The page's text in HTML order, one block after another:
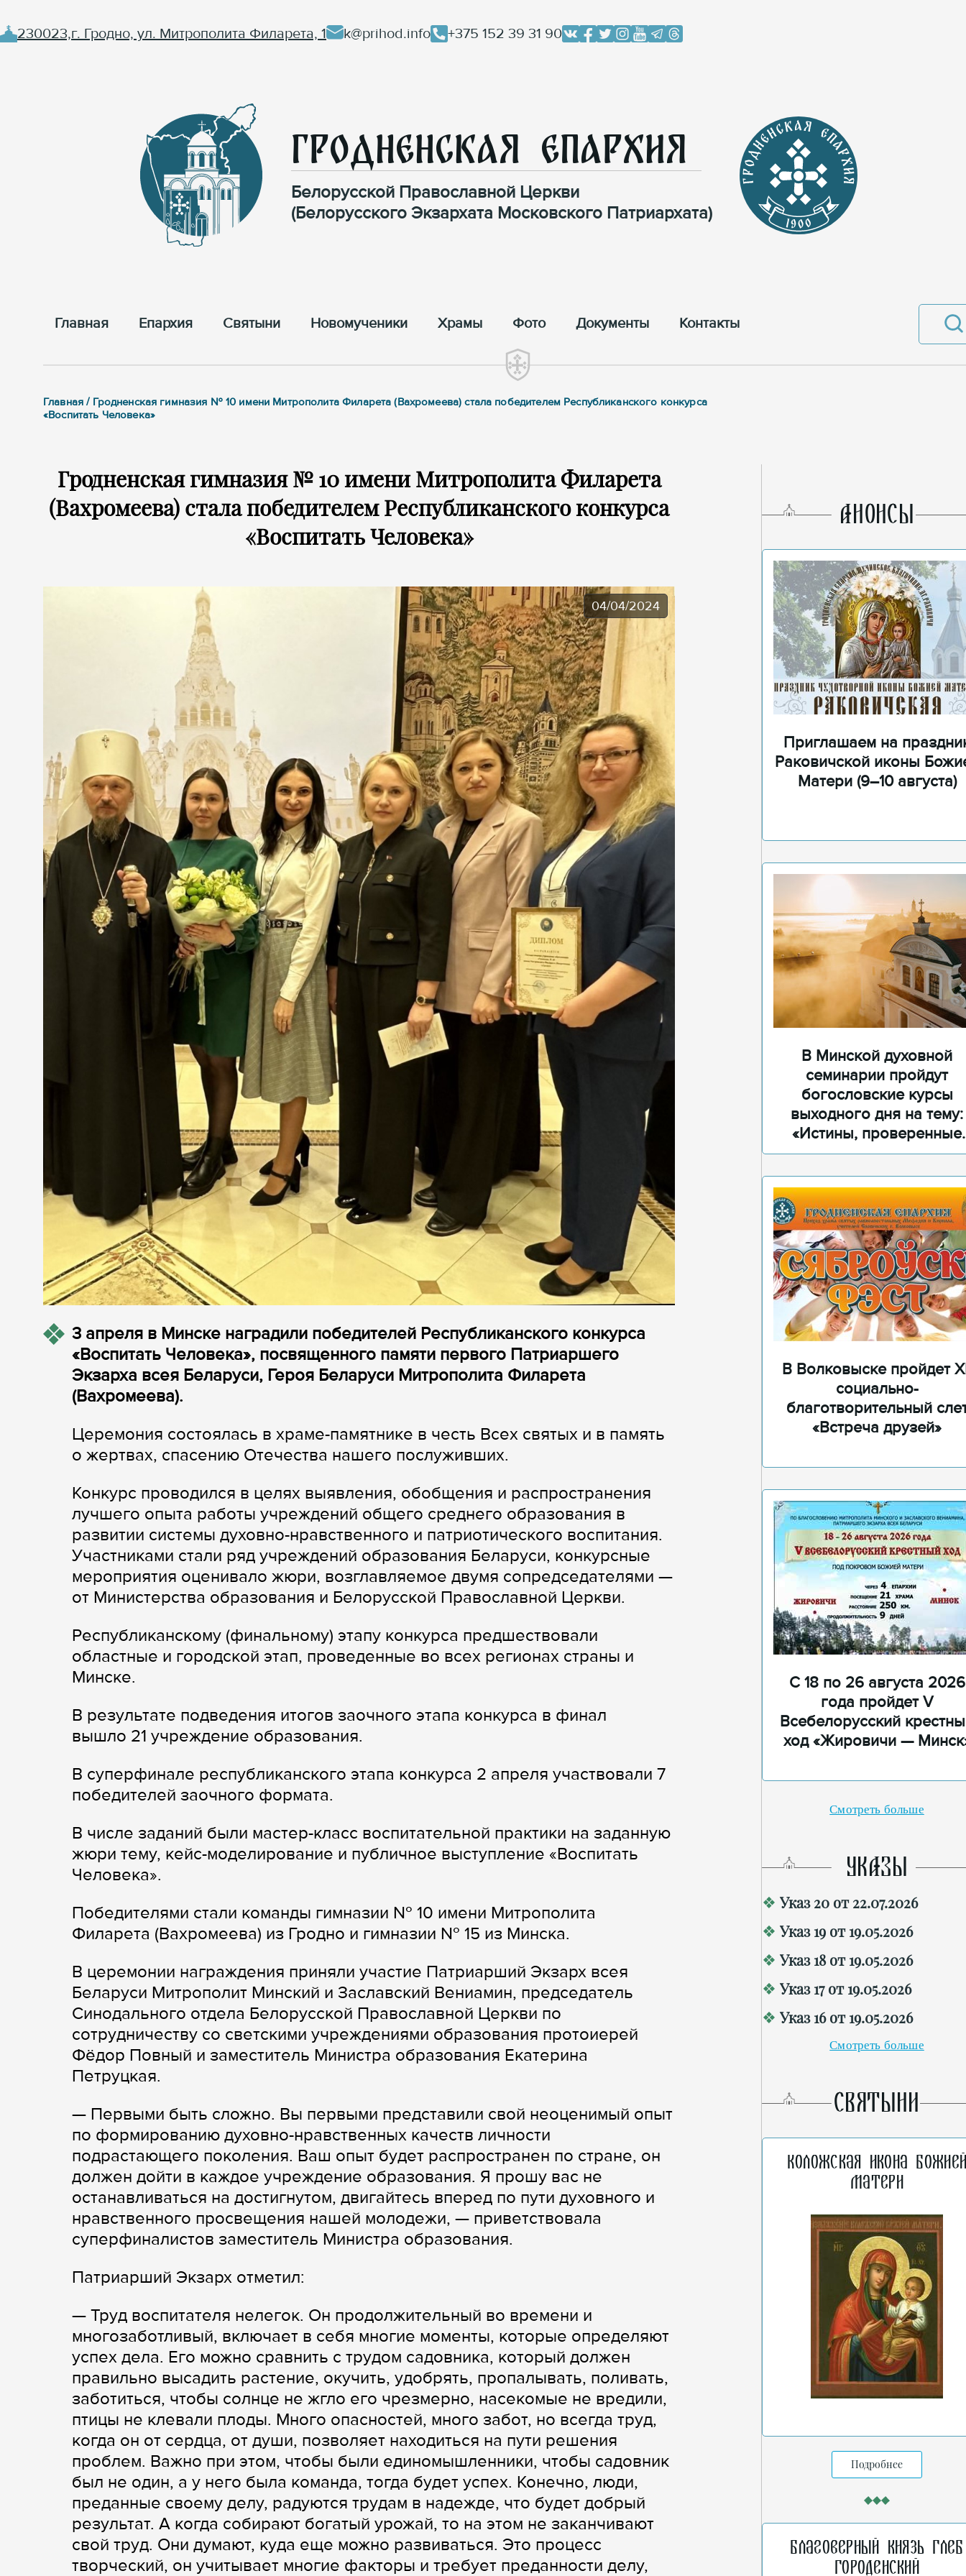
230023,г. Гродно, ул. Митрополита Филарета, 1 k@prihod.info +375 152 39 31 90
Гродненская Епархия
Белорусской Православной Церкви
(Белорусского Экзархата Московского Патриархата)
Главная Епархия Cвятыни Новомученики Храмы Фото Документы Контакты
Главная / Гродненская гимназия № 10 имени Митрополита Филарета (Вахромеева) стала победителем Республиканского конкурса
«Воспитать Человека»
Гродненская гимназия № 10 имени Митрополита Филарета
(Вахромеева) стала победителем Республиканского конкурса
«Воспитать Человека»
04/04/2024
3 апреля в Минске наградили победителей Республиканского конкурса
«Воспитать Человека», посвященного памяти первого Патриаршего
Экзарха всея Беларуси, Героя Беларуси Митрополита Филарета
(Вахромеева).
Церемония состоялась в храме-памятнике в честь Всех святых и в память
о жертвах, спасению Отечества нашего послуживших.
Конкурс проводился в целях выявления, обобщения и распространения
лучшего опыта работы учреждений общего среднего образования в
развитии системы духовно-нравственного и патриотического воспитания.
Участниками стали ряд учреждений образования Беларуси, конкурсные
мероприятия оценивало жюри, возглавляемое двумя сопредседателями —
от Министерства образования и Белорусской Православной Церкви.
Республиканскому (финальному) этапу конкурса предшествовали
областные и городской этап, проведенные во всех регионах страны и
Минске.
В результате подведения итогов заочного этапа конкурса в финал
вышло 21 учреждение образования.
В суперфинале республиканского этапа конкурса 2 апреля участвовали 7
победителей заочного формата.
В числе заданий были мастер-класс воспитательной практики на заданную
жюри тему, кейс-моделирование и публичное выступление «Воспитать
Человека».
Победителями стали команды гимназии № 10 имени Митрополита
Филарета (Вахромеева) из Гродно и гимназии № 15 из Минска.
В церемонии награждения приняли участие Патриарший Экзарх всея
Беларуси Митрополит Минский и Заславский Вениамин, председатель
Синодального отдела Белорусской Православной Церкви по
сотрудничеству со светскими учреждениями образования протоиерей
Фёдор Повный и заместитель Министра образования Екатерина
Петруцкая.
— Первыми быть сложно. Вы первыми представили свой неоценимый опыт
по формированию духовно-нравственных качеств личности
подрастающего поколения. Ваш опыт будет распространен по стране, он
должен дойти в каждое учреждение образования. Я прошу вас не
останавливаться на достигнутом, двигайтесь вперед по пути духовного и
нравственного просвещения нашей молодежи, — приветствовала
суперфиналистов заместитель Министра образования.
Патриарший Экзарх отметил:
— Труд воспитателя нелегок. Он продолжительный во времени и
многозаботливый, включает в себя многие моменты, которые определяют
успех дела. Его можно сравнить с трудом садовника, который должен
правильно высадить растение, окучить, удобрять, пропалывать, поливать,
заботиться, чтобы солнце не жгло его чрезмерно, насекомые не вредили,
птицы не клевали плоды. Много опасностей, много забот, но всегда труд,
когда он от сердца, от души, позволяет находиться на пути решения
проблем. Важно при этом, чтобы были единомышленники, чтобы садовник
был не один, а у него была команда, тогда будет успех. Конечно, люди,
преданные своему делу, радуются трудам в надежде, что будет добрый
результат. А когда собирают богатый урожай, то на этом не заканчивают
свой труд. Они думают, куда еще можно развиваться. Это процесс
творческий, он учитывает многие факторы и требует преданности делу,
AНОНСЫ
Приглашаем на
Раковичской иконы
Матери (9–10 августа)
В Минской духовной
семинарии пройдут
богословские курсы
выходного дня на тему:
«Истины, проверенные
временем»
В Волковыске пройдет
социально-
благотворительный
«Встреча друзей»
С 18 по 26 августа 2026
года пройдет V
Всебелорусский
ход «Жировичи —
Смотреть больше
УКАЗЫ
Указ 20 от 22.07.2026
Указ 19 от 19.05.2026
Указ 18 от 19.05.2026
Указ 17 от 19.05.2026
Указ 16 от 19.05.2026
Смотреть больше
СВЯТЫНИ
Коложская икона
Матери
Подробнее
Благоверный князь Глеб
Городенский